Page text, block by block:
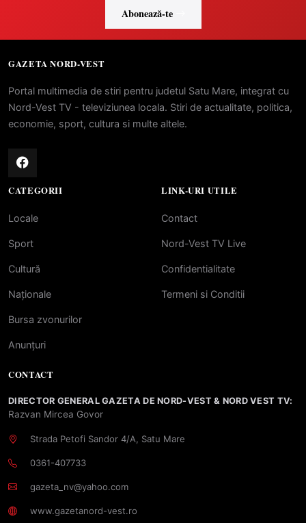
Abonează-te
GAZETA NORD-VEST
Portal multimedia de stiri pentru judetul Satu Mare, integrat cu
Nord-Vest TV - televiziunea locala. Stiri de actualitate, politica,
economie, sport, cultura si multe altele.
CATEGORII
Locale
Sport
Cultură
Naționale
Bursa zvonurilor
Anunțuri
LINK-URI UTILE
Contact
Nord-Vest TV Live
Confidentialitate
Termeni si Conditii
CONTACT
DIRECTOR GENERAL GAZETA DE NORD-VEST & NORD VEST TV:
Razvan Mircea Govor
Strada Petofi Sandor 4/A, Satu Mare
0361-407733
gazeta_nv@yahoo.com
www.gazetanord-vest.ro